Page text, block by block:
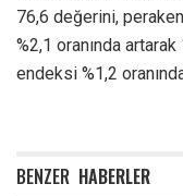
76,6 değerini,
%2,1 oranında
endeksi %1,2
BENZER HABERLER